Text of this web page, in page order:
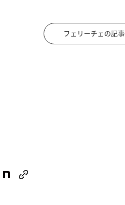
フェリーチェの記